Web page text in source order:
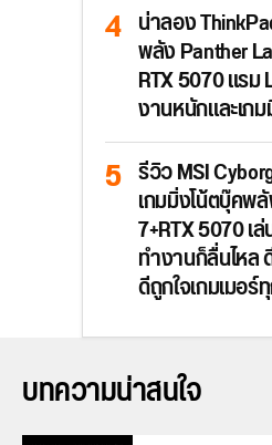
น่าลอง
พลัง Panther
RTX 5070 แร
งานหนักและเก
รีวิว MSI
เกมมิ่งโน้ตบุ๊คพ
7+RTX 5070 เ
ทำงานก็ลื่นไหล
ดีถูกใจเกมเมอร์
บทความน่าสนใจ